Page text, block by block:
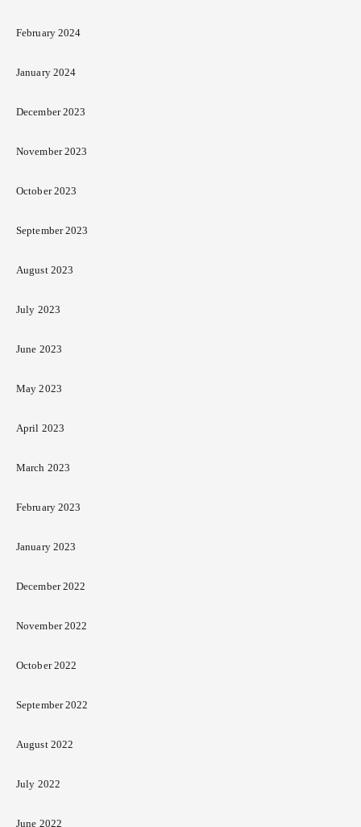
February 2024
January 2024
December 2023
November 2023
October 2023
September 2023
August 2023
July 2023
June 2023
May 2023
April 2023
March 2023
February 2023
January 2023
December 2022
November 2022
October 2022
September 2022
August 2022
July 2022
June 2022